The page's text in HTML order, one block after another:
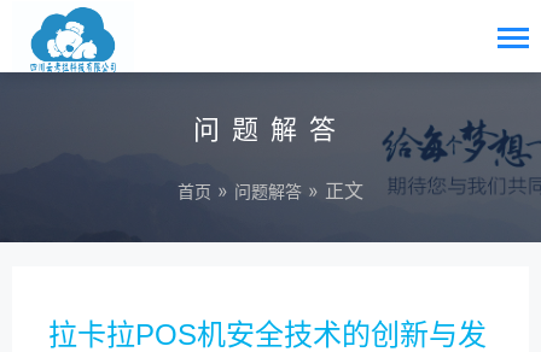
问题解答
首页 » 问题解答 » 正文
拉卡拉POS机安全技术的创新与发